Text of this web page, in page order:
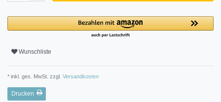
Wunschliste
* inkl. ges. MwSt. zzgl. Versandkosten
Drucken